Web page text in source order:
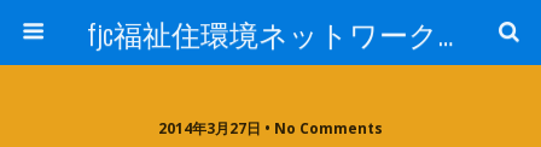
fjc福祉住環境ネットワーク会議
2014年3月27日 • No Comments